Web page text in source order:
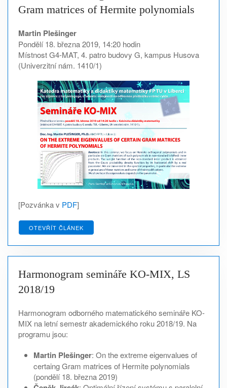
Gram matrices of Hermite polynomials
Martin Plešinger
Pondělí 18. března 2019, 14:20 hodin
Místnost G4-MAT, 4. patro budovy G, kampus Husova
(Univerzitní nám. 1410/1)
[Pozvánka v PDF]
OTEVŘÍT ČLÁNEK
Harmonogram semináře KO-MIX, LS
2018/19
Harmonogram odborného matematického semináře KO-
MIX na letní semestr akademického roku 2018/19. Na
programu jsou:
Martin Plešinger: On the extreme eigenvalues of
certaing Gram matrices of Hermite polynomials
(pondělí 18. března 2019)